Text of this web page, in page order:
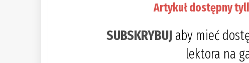
Artykuł dostępny
SUBSKRYBUJ aby mieć
lektora na